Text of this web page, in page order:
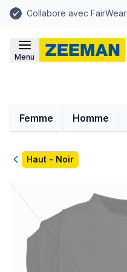
Collabore avec FairWear
Menu
Femme Homme
RetourHaut - Noir